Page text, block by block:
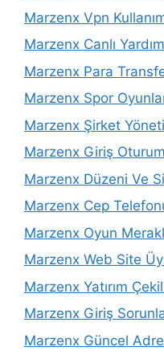
Marzenx Vpn
Marzenx Canlı Yardım
Marzenx Para
Marzenx Spor
Marzenx Şirket
Marzenx Giriş
Marzenx Düzeni Ve
Marzenx Cep
Marzenx Oyun
Marzenx Web Site
Marzenx Yatırım
Marzenx Giriş
Marzenx Güncel